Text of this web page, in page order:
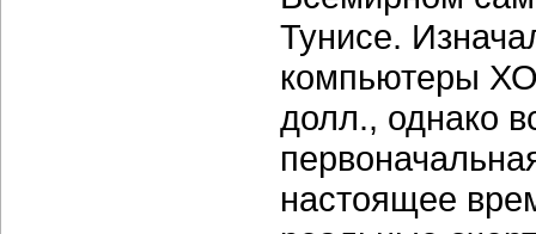
Тунисе.
компьютеры
долл., однако
настоящее